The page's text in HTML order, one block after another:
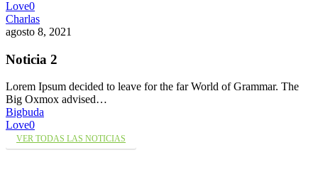
Love0
Charlas
agosto 8, 2021
Noticia 2
Lorem Ipsum decided to leave for the far World of Grammar. The
Big Oxmox advised…
Bigbuda
Love0
VER TODAS LAS NOTICIAS